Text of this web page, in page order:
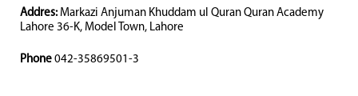
Addres: Markazi Anjuman Khuddam ul Quran Quran Academy
Lahore 36-K, Model Town, Lahore
Phone 042-35869501-3